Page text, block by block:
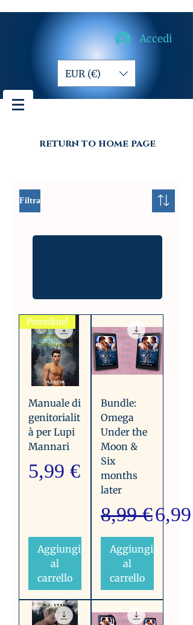
Accedi
EUR (€)
return to home page
Filtra
Preordine!
Manuale di
genitorialit
à per Lupi
Mannari
Prezzo
5,99 €
Aggiungi
al
carrello
Bundle:
Omega
Under the
Moon &
Six
months
later
Prezzo
8,99 €6,99
Aggiungi
al
carrello